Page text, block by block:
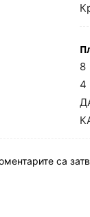
8
4
са